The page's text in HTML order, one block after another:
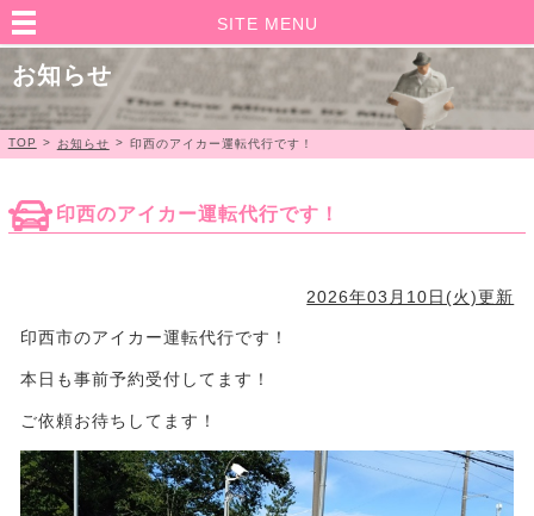
お知らせ
TOP > お知らせ > 印西のアイカー運転代行です！
SITE MENU
印西のアイカー運転代行です！
2026年03月10日(火)更新
印西市のアイカー運転代行です！
本日も事前予約受付してます！
ご依頼お待ちしてます！